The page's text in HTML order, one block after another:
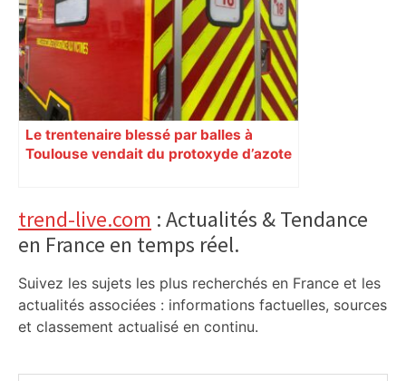
Le trentenaire blessé par balles à
Toulouse vendait du protoxyde d’azote
Primary
Sidebar
trend-live.com : Actualités & Tendance
en France en temps réel.
Suivez les sujets les plus recherchés en France et les
actualités associées : informations factuelles, sources
et classement actualisé en continu.